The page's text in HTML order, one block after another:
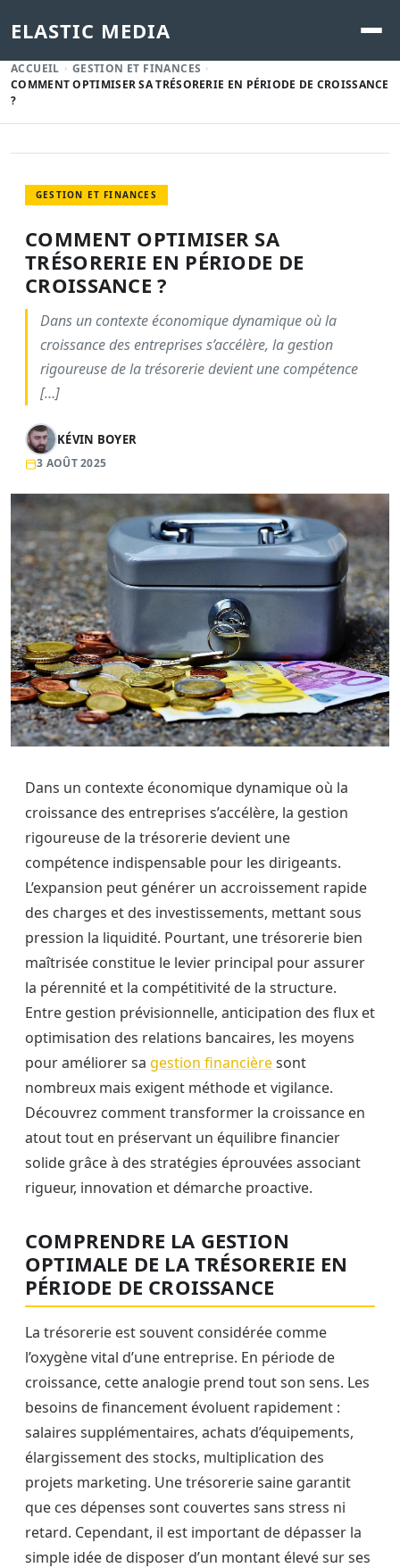
ELASTIC MEDIA
ACCUEIL
GESTION ET FINANCES
COMMENT OPTIMISER SA TRÉSORERIE EN PÉRIODE DE CROISSANCE
?
GESTION ET FINANCES
COMMENT OPTIMISER SA
TRÉSORERIE EN PÉRIODE DE
CROISSANCE ?
Dans un contexte économique dynamique où la
croissance des entreprises s’accélère, la gestion
rigoureuse de la trésorerie devient une compétence
[…]
KÉVIN BOYER
3 AOÛT 2025
Dans un contexte économique dynamique où la
croissance des entreprises s’accélère, la gestion
rigoureuse de la trésorerie devient une
compétence indispensable pour les dirigeants.
L’expansion peut générer un accroissement rapide
des charges et des investissements, mettant sous
pression la liquidité. Pourtant, une trésorerie bien
maîtrisée constitue le levier principal pour assurer
la pérennité et la compétitivité de la structure.
Entre gestion prévisionnelle, anticipation des flux et
optimisation des relations bancaires, les moyens
pour améliorer sa gestion financièresont
nombreux mais exigent méthode et vigilance.
Découvrez comment transformer la croissance en
atout tout en préservant un équilibre financier
solide grâce à des stratégies éprouvées associant
rigueur, innovation et démarche proactive.
COMPRENDRE LA GESTION
OPTIMALE DE LA TRÉSORERIE EN
PÉRIODE DE CROISSANCE
La trésorerie est souvent considérée comme
l’oxygène vital d’une entreprise. En période de
croissance, cette analogie prend tout son sens. Les
besoins de financement évoluent rapidement :
salaires supplémentaires, achats d’équipements,
élargissement des stocks, multiplication des
projets marketing. Une trésorerie saine garantit
que ces dépenses sont couvertes sans stress ni
retard. Cependant, il est important de dépasser la
simple idée de disposer d’un montant élevé sur ses